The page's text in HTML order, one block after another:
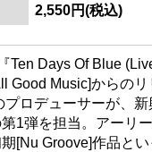
2,550円(税込)
Ten Days Of Blue
Good Music]からの
プロデューサーが、
1弾を担当。アーリ
[Nu Groove]作品と